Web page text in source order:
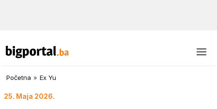
Početna » Ex Yu
25. Maja 2026.